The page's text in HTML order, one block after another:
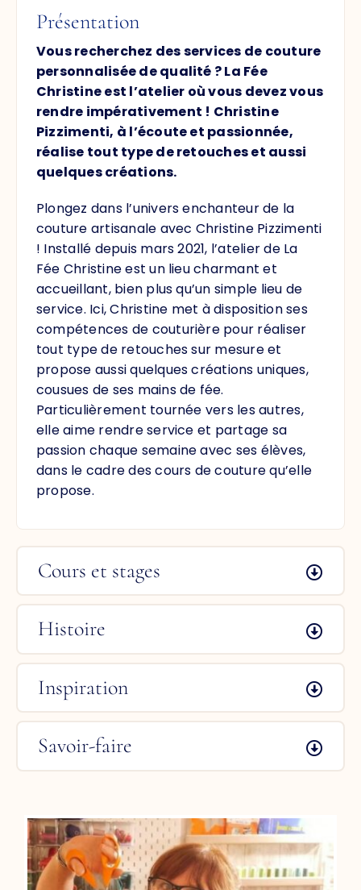
Présentation
Vous recherchez des services de couture
personnalisée de qualité ? La Fée
Christine est l’atelier où vous devez vous
rendre impérativement ! Christine
Pizzimenti, à l’écoute et passionnée,
réalise tout type de retouches et aussi
quelques créations.
Plongez dans l’univers enchanteur de la
couture artisanale avec Christine Pizzimenti
! Installé depuis mars 2021, l’atelier de La
Fée Christine est un lieu charmant et
accueillant, bien plus qu’un simple lieu de
service. Ici, Christine met à disposition ses
compétences de couturière pour réaliser
tout type de retouches sur mesure et
propose aussi quelques créations uniques,
cousues de ses mains de fée.
Particulièrement tournée vers les autres,
elle aime rendre service et partage sa
passion chaque semaine avec ses élèves,
dans le cadre des cours de couture qu’elle
propose.
Cours et stages
Histoire
Inspiration
Savoir-faire